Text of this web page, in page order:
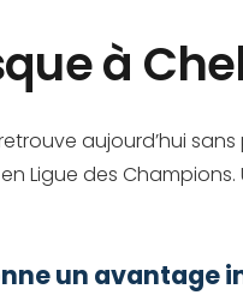
à
aujourd’hui
Ligue des
un avantage